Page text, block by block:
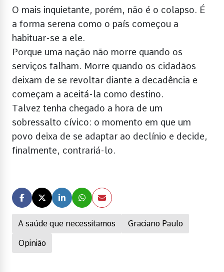
A saúde que necessitamos Graciano Paulo
Opinião
O mais inquietante, porém, não é o colapso. É
a forma serena como o país começou a
habituar-se a ele.
Porque uma nação não morre quando os
serviços falham. Morre quando os cidadãos
deixam de se revoltar diante a decadência e
começam a aceitá-la como destino.
Talvez tenha chegado a hora de um
sobressalto cívico: o momento em que um
povo deixa de se adaptar ao declínio e decide,
finalmente, contrariá-lo.